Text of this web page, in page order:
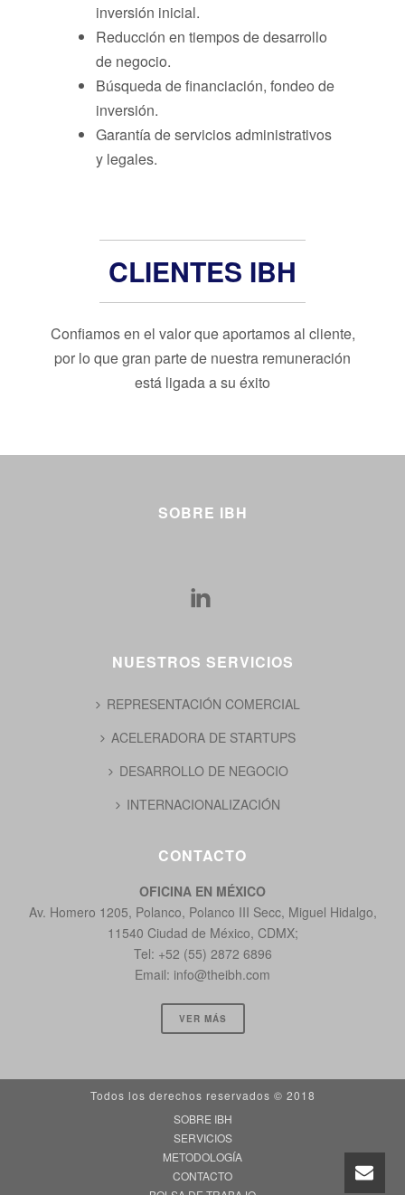
inversión inicial.
Reducción en tiempos de desarrollo
de negocio.
Búsqueda de financiación, fondeo de
inversión.
Garantía de servicios administrativos
y legales.
CLIENTES IBH
Confiamos en el valor que aportamos al cliente,
por lo que gran parte de nuestra remuneración
está ligada a su éxito
SOBRE IBH
NUESTROS SERVICIOS
REPRESENTACIÓN COMERCIAL
ACELERADORA DE STARTUPS
DESARROLLO DE NEGOCIO
INTERNACIONALIZACIÓN
CONTACTO
OFICINA EN MÉXICO
Av. Homero 1205, Polanco, Polanco III Secc, Miguel Hidalgo,
11540 Ciudad de México, CDMX;
Tel: +52 (55) 2872 6896
Email: info@theibh.com
VER MÁS
Todos los derechos reservados © 2018
SOBRE IBH
SERVICIOS
METODOLOGÍA
CONTACTO